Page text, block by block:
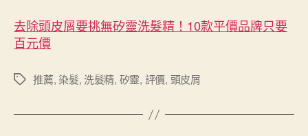
去除頭皮屑要挑無矽靈洗髮精！10款平價品牌只要
百元價
標
推薦, 染髮,洗髮精, 矽靈, 評價, 頭皮屑